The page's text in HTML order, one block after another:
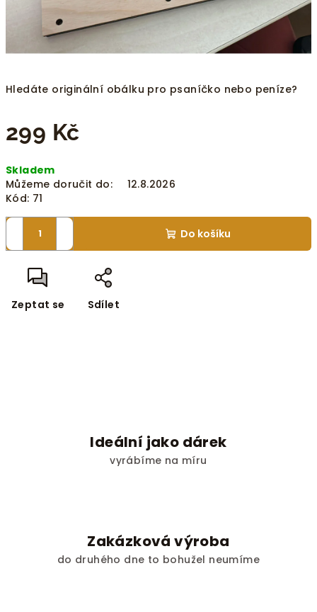
Hledáte originální obálku pro psaníčko nebo peníze?
299 Kč
cena:
Skladem
Můžeme doručit do:
12.8.2026
Kód: 71
Do košíku
Zeptat se Sdílet
Ideální jako dárek
vyrábíme na míru
Zakázková výroba
do druhého dne to bohužel neumíme